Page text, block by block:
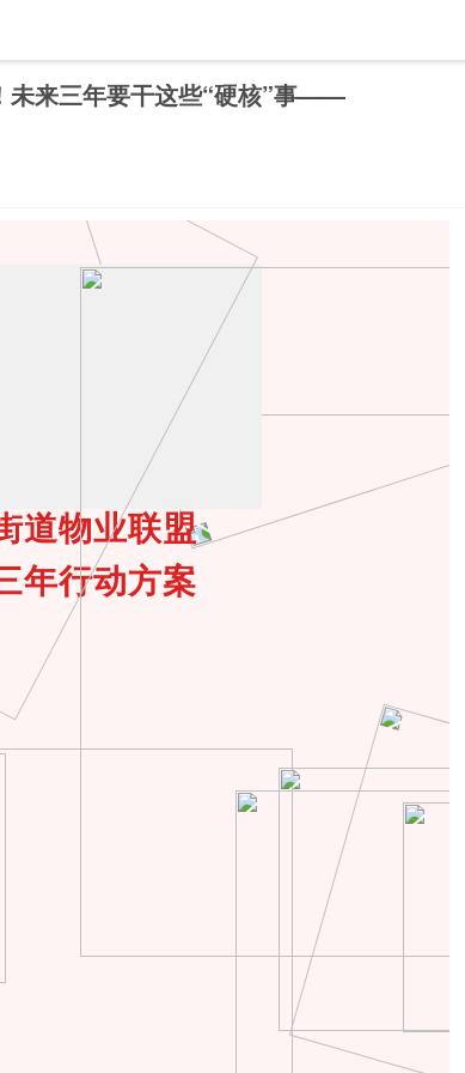
未来三年要干这些“硬核”事——
道物业联盟
年行动方案